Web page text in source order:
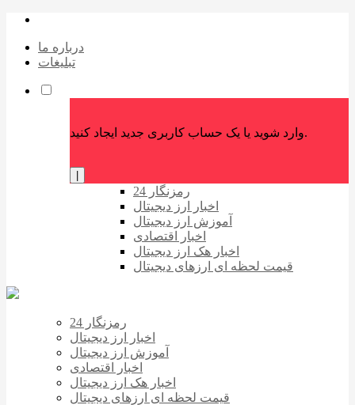
درباره ما
تبلیغات
وارد شوید یا یک حساب کاربری جدید ایجاد کنید.
رمزنگار 24
اخبار ارز دیجیتال
آموزش ارز دیجیتال
اخبار اقتصادی
اخبار هک ارز دیجیتال
قیمت لحظه ای ارزهای دیجیتال
رمزنگار 24
اخبار ارز دیجیتال
آموزش ارز دیجیتال
اخبار اقتصادی
اخبار هک ارز دیجیتال
قیمت لحظه ای ارزهای دیجیتال